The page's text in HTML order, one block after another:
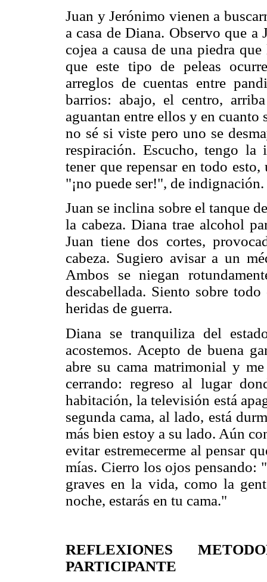
Juan y Jerónimo vienen a
a casa de Diana. Observo que
cojea a causa de una piedra
que este tipo de peleas
arreglos de cuentas entre
barrios: abajo, el centro,
aguantan entre ellos y en cuanto
no sé si viste pero uno se
respiración. Escucho, tengo la
tener que repensar en todo
"¡no puede ser!", de indignación.
Juan se inclina sobre el tanque
la cabeza. Diana trae alcohol
Juan tiene dos cortes,
cabeza. Sugiero avisar a un
Ambos se niegan
descabellada. Siento sobre
heridas de guerra.
Diana se tranquiliza del
acostemos. Acepto de buena
abre su cama matrimonial y
cerrando: regreso al lugar
habitación, la televisión está
segunda cama, al lado, está
más bien estoy a su lado. Aún
evitar estremecerme al pensar
mías. Cierro los ojos pensando:
graves en la vida, como la
noche, estarás en tu cama."
REFLEXIONES
PARTICIPANTE